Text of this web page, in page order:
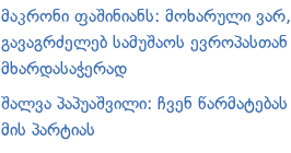
მაკრონი ფაშინიანს: მოხარული
გავაგრძელებ სამუშაოს
მხარდასაჭერად
შალვა პაპუაშვილი: ჩვენ
მის პარტიას